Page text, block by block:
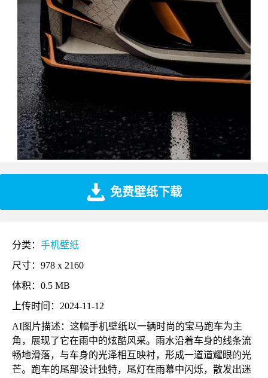
免费壁纸下载
分类： 手机壁纸
尺寸：978 x 2160
体积：0.5 MB
上传时间：2024-11-12
AI图片描述：这幅手机壁纸以一辆时尚的宝马跑车为主
角，展现了它在雨中的炫酷风采。雨水沿着车身的线条流
畅地滑落，与车身的光泽相互映衬，形成一道道耀眼的光
芒。跑车的尾部设计独特，尾灯在雨幕中闪烁，散发出迷